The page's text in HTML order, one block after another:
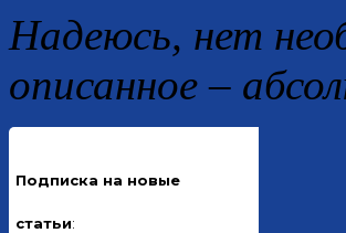
Надеюсь, нет
описанное –
Подписка на новые
статьи: